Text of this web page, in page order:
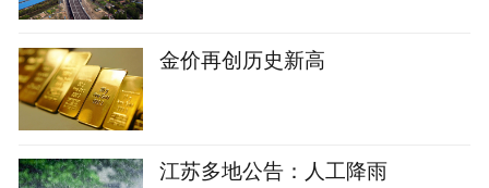
金价再创历史新高
江苏多地公告：人工降雨